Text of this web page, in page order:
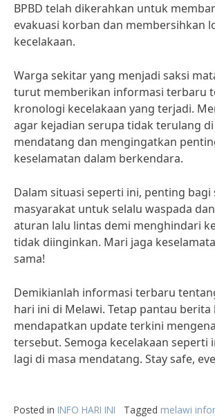
BPBD telah dikerahkan untuk
evakuasi korban dan membersihkan
kecelakaan.
Warga sekitar yang menjadi saksi
turut memberikan informasi terbaru
kronologi kecelakaan yang terjadi.
agar kejadian serupa tidak terulang di
mendatang dan mengingatkan
keselamatan dalam berkendara.
Dalam situasi seperti ini, penting bagi
masyarakat untuk selalu waspada
aturan lalu lintas demi menghindari
tidak diinginkan. Mari jaga
sama!
Demikianlah informasi terbaru
hari ini di Melawi. Tetap pantau
mendapatkan update terkini
tersebut. Semoga kecelakaan seperti
lagi di masa mendatang. Stay safe,
Posted in INFO HARI INI Tagged melawi